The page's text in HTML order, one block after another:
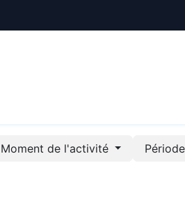
Moment de l'activité